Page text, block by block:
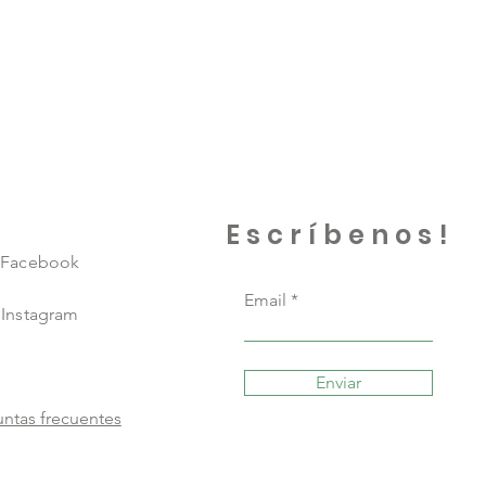
Facebook
Instagram
frecuentes
Escríbenos!
Email
Enviar